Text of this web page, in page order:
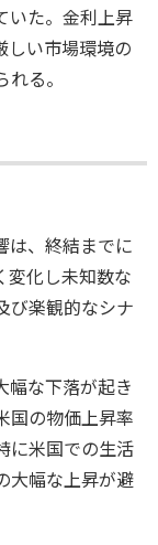
いた。金利上昇
しい市場環境の
る。
は、終結までに
変化し未知数な
び楽観的なシナ
幅な下落が起き
国の物価上昇率
に米国での生活
大幅な上昇が避